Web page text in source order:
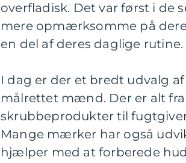
overfladisk. Det var først i de
mere opmærksomme på
en del af deres daglige rutine.
I dag er der et bredt udvalg
målrettet mænd. Der er alt
skrubbeprodukter til
Mange mærker har også
hjælper med at forberede